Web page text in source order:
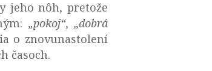
jeho nôh, pretože
„pokoj“,„dobrá
o znovunastolení
časoch.